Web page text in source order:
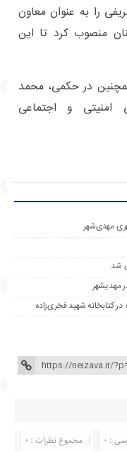
را به عنوان معاون
منصوب کرد تا این
در حکمی، محمد
و اجتماعی
مهدی‌شهر
در کتابخانه شهید فخری‌زاده
مجموع نظرات : 0
: 0